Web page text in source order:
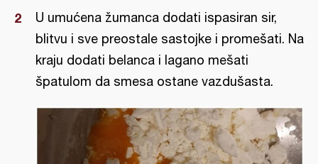
U umućena žumanca dodati ispasiran sir,
blitvu i sve preostale sastojke i promešati. Na
kraju dodati belanca i lagano mešati
špatulom da smesa ostane vazdušasta.